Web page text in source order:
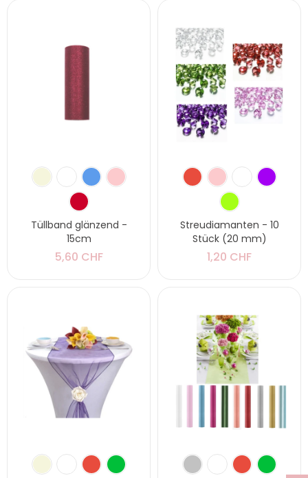
Tüllband glänzend -
15cm
5,60 CHF
Streudiamanten - 10
Stück (20 mm)
1,20 CHF